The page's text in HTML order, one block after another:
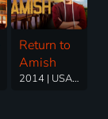
Return to
Amish
2014 | USA | Reality TV